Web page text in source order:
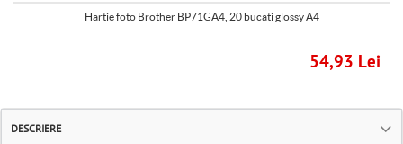
Hartie foto Brother BP71GA4, 20 bucati glossy A4
54,93 Lei
DESCRIERE